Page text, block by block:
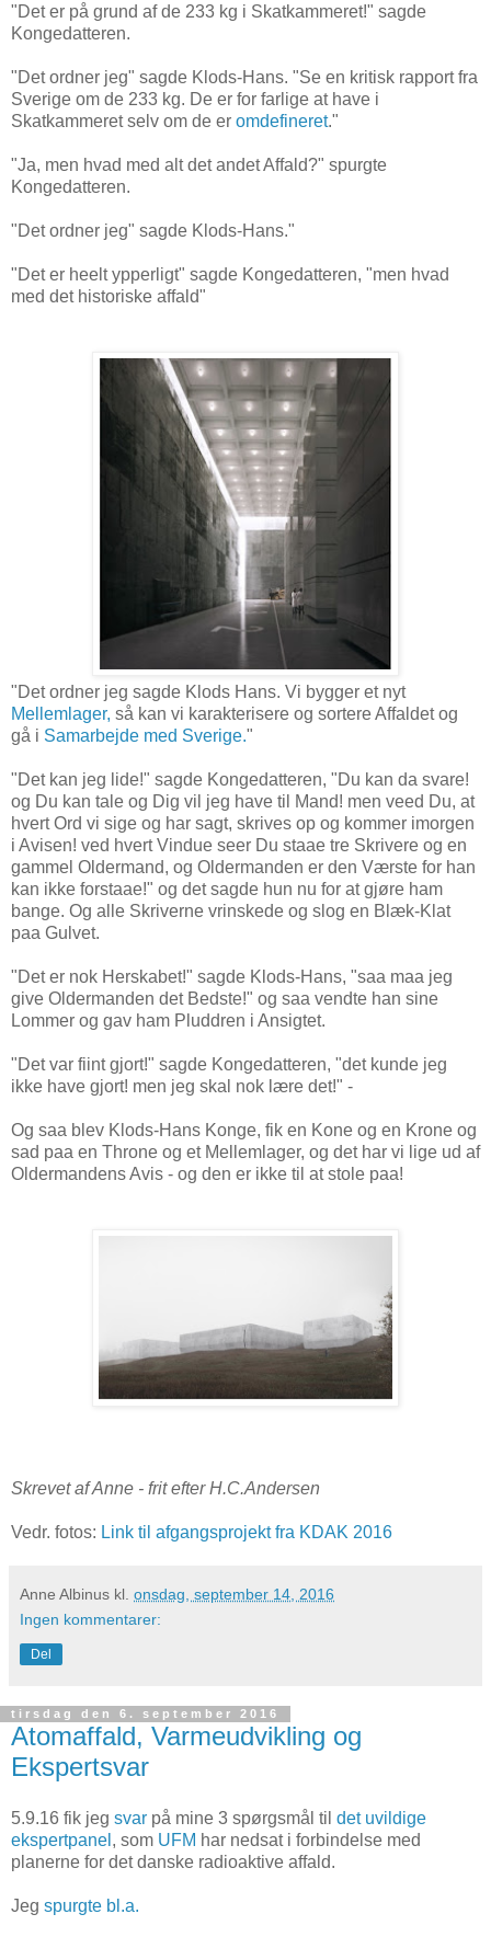
"Det er på grund af de 233 kg i Skatkammeret!" sagde
Kongedatteren.
"Det ordner jeg" sagde Klods-Hans. "Se en kritisk rapport fra
Sverige om de 233 kg. De er for farlige at have i
Skatkammeret selv om de er omdefineret."
"Ja, men hvad med alt det andet Affald?" spurgte
Kongedatteren.
"Det ordner jeg" sagde Klods-Hans."
"Det er heelt ypperligt" sagde Kongedatteren, "men hvad
med det historiske affald"
"Det ordner jeg sagde Klods Hans. Vi bygger et nyt
Mellemlager, så kan vi karakterisere og sortere Affaldet og
gå i Samarbejde med Sverige."
"Det kan jeg lide!" sagde Kongedatteren, "Du kan da svare!
og Du kan tale og Dig vil jeg have til Mand! men veed Du, at
hvert Ord vi sige og har sagt, skrives op og kommer imorgen
i Avisen! ved hvert Vindue seer Du staae tre Skrivere og en
gammel Oldermand, og Oldermanden er den Værste for han
kan ikke forstaae!" og det sagde hun nu for at gjøre ham
bange. Og alle Skriverne vrinskede og slog en Blæk-Klat
paa Gulvet.
"Det er nok Herskabet!" sagde Klods-Hans, "saa maa jeg
give Oldermanden det Bedste!" og saa vendte han sine
Lommer og gav ham Pluddren i Ansigtet.
"Det var fiint gjort!" sagde Kongedatteren, "det kunde jeg
ikke have gjort! men jeg skal nok lære det!" -
Og saa blev Klods-Hans Konge, fik en Kone og en Krone og
sad paa en Throne og et Mellemlager, og det har vi lige ud af
Oldermandens Avis - og den er ikke til at stole paa!
Skrevet af Anne - frit efter H.C.Andersen
Vedr. fotos: Link til afgangsprojekt fra KDAK 2016
Anne Albinus kl. onsdag, september 14, 2016
Ingen kommentarer:
Del
tirsdag den 6. september 2016
Atomaffald, Varmeudvikling og
Ekspertsvar
5.9.16 fik jeg svar på mine 3 spørgsmål til det uvildige
ekspertpanel , som UFM har nedsat i forbindelse med
planerne for det danske radioaktive affald.
Jeg spurgte bl.a.